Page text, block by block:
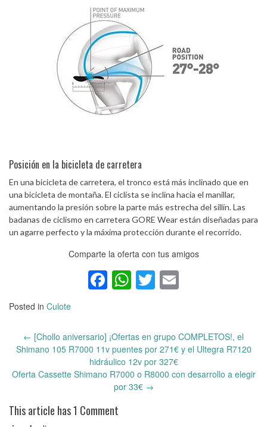
Posición en la bicicleta de carretera
En una bicicleta de carretera, el tronco está más inclinado que en
una bicicleta de montaña. El ciclista se inclina hacia el manillar,
aumentando la presión sobre la parte más estrecha del sillín. Las
badanas de ciclismo en carretera GORE Wear están diseñadas para
un agarre perfecto y la máxima protección durante el recorrido.
Comparte la oferta con tus amigos
Facebook
WhatsApp
Twitter
Posted in Culote
Post
← [Chollo aniversario] ¡Ofertas en grupo COMPLETOS!, el
Shimano 105 R7000 11v puentes por 271€ y el Ultegra R7120
hidráulico 12v por 327€
Oferta Cassette Shimano R7000 o R8000 con desarrollo a elegir
por 33€ →
This article has 1 Comment